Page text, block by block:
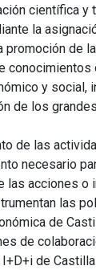
científica y
la
promoción de
y social,
de los
de las
necesario
las acciones o
las
de
de
de